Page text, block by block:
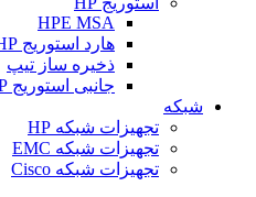
HPE MSA
هارد استوریج HP
ذخیره ساز تیپ
جانبی استوریج HP
شبکه
تجهیزات شبکه HP
تجهیزات شبکه EMC
تجهیزات شبکه Cisco